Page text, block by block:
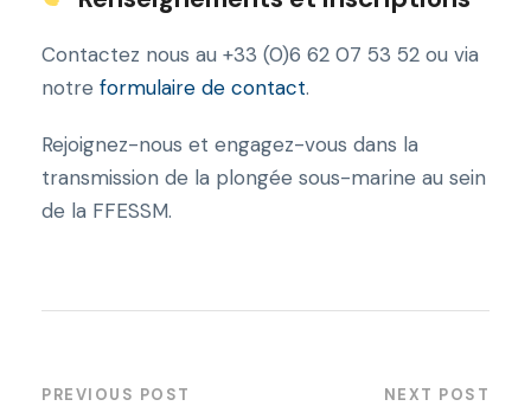
Contactez nous au +33 (0)6 62 07 53 52 ou via
notre formulaire de contact.
Rejoignez-nous et engagez-vous dans la
transmission de la plongée sous-marine au sein
de la FFESSM.
PREVIOUS POST NEXT POST